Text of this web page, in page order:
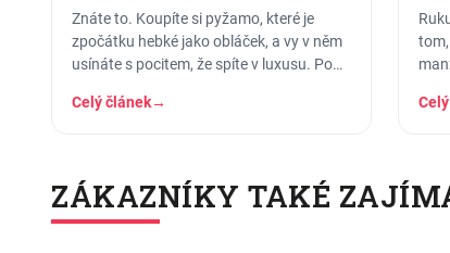
Znáte to. Koupíte si pyžamo, které je
zpočátku hebké jako obláček, a vy v něm
usínáte s pocitem, že spíte v luxusu. Po
Celý článek→
ZÁKAZNÍKY TAKÉ